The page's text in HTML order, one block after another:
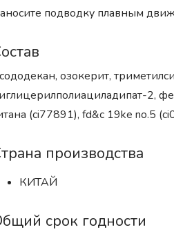
подводку плавным
озокерит,
2,
(ci77891), fd&c 19ke no.5
производства
КИТАЙ
срок годности